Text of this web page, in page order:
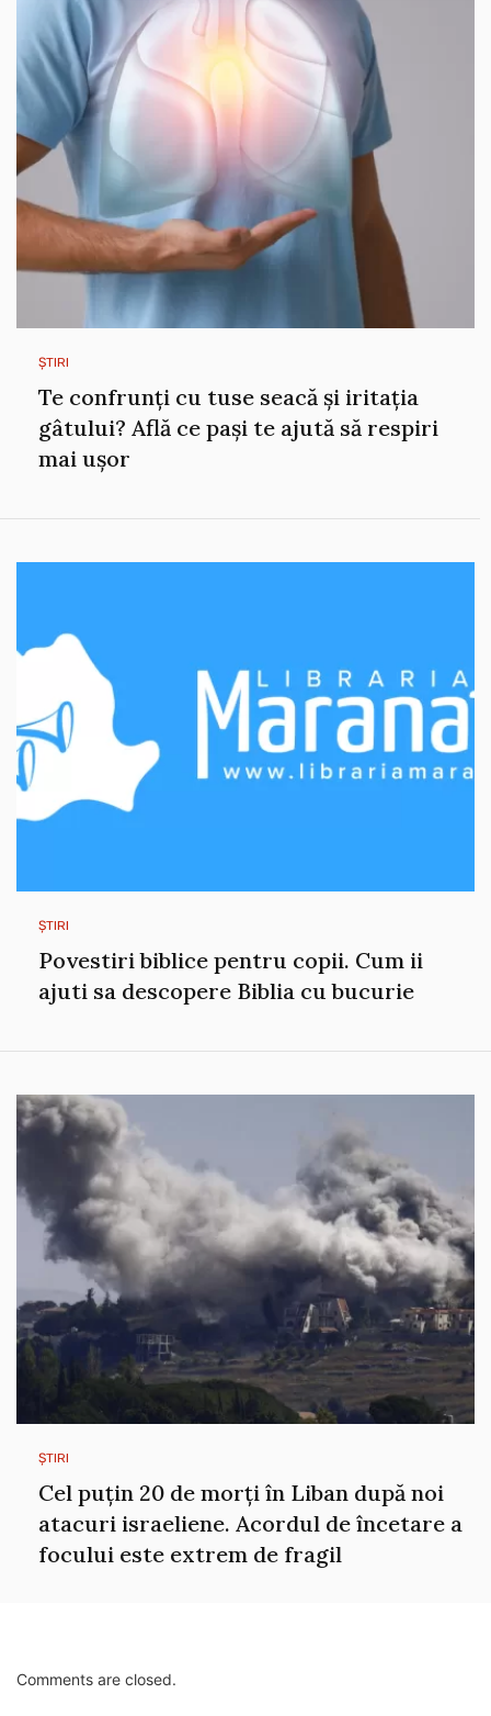
ȘTIRI
Te confrunți cu tuse seacă și iritația
gâtului? Află ce pași te ajută să respiri
mai ușor
ȘTIRI
Povestiri biblice pentru copii. Cum ii
ajuti sa descopere Biblia cu bucurie
ȘTIRI
Cel puțin 20 de morți în Liban după noi
atacuri israeliene. Acordul de încetare a
focului este extrem de fragil
Comments are closed.